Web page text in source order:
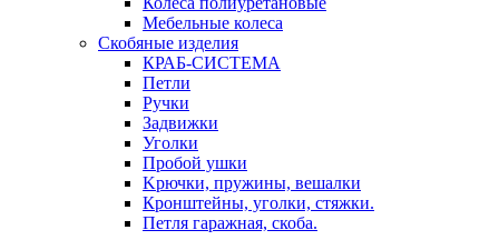
Мебельные колеса
Скобяные изделия
КРАБ-СИСТЕМА
Петли
Ручки
Задвижки
Уголки
Пробой ушки
Kрючки, пружины, вешалки
Кронштейны, уголки, стяжки.
Петля гаражная, скоба.